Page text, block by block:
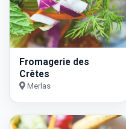
Fromagerie des
Crêtes
Merlas